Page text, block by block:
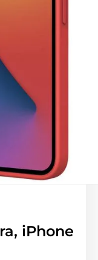
iPhone